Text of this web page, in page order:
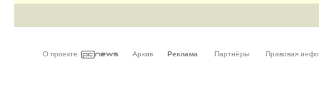
О проекте Архив Реклама Партнёры Правовая